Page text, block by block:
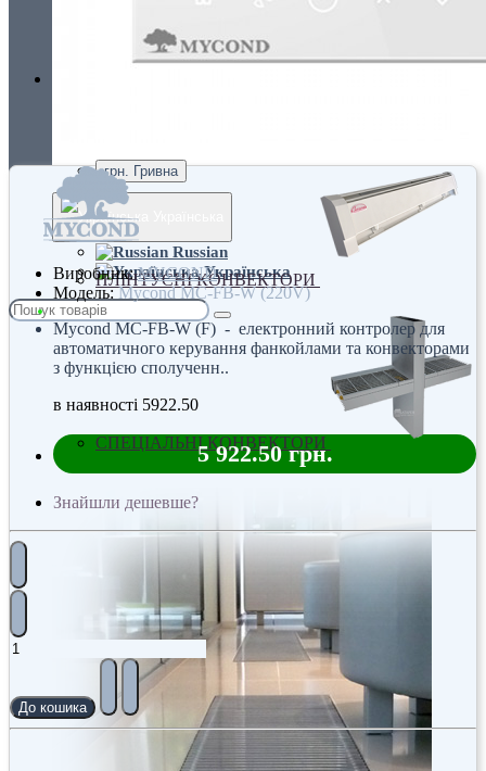
Україна, м. Київ, вул. Кирилівська, 160А
грн. Гривна
Russian
Українська
ПЛІНТУСНІ КОНВЕКТОРИ
СПЕЦІАЛЬНІ КОНВЕКТОРИ
Виробник:MYCOND
Модель:Mycond MC-FB-W (220V)
Mycond MC-FB-W (F) - електронний контролер для
автоматичного керування фанкойлами та конвекторами
з функцією сполученн..
в наявності 5922.50
5 922.50 грн.
Знайшли дешевше?
До кошика